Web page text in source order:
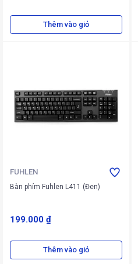
Thêm vào giỏ
FUHLEN
Bàn phím Fuhlen L411 (Đen)
199.000 ₫
Thêm vào giỏ